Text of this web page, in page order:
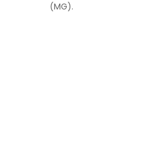
(MG).